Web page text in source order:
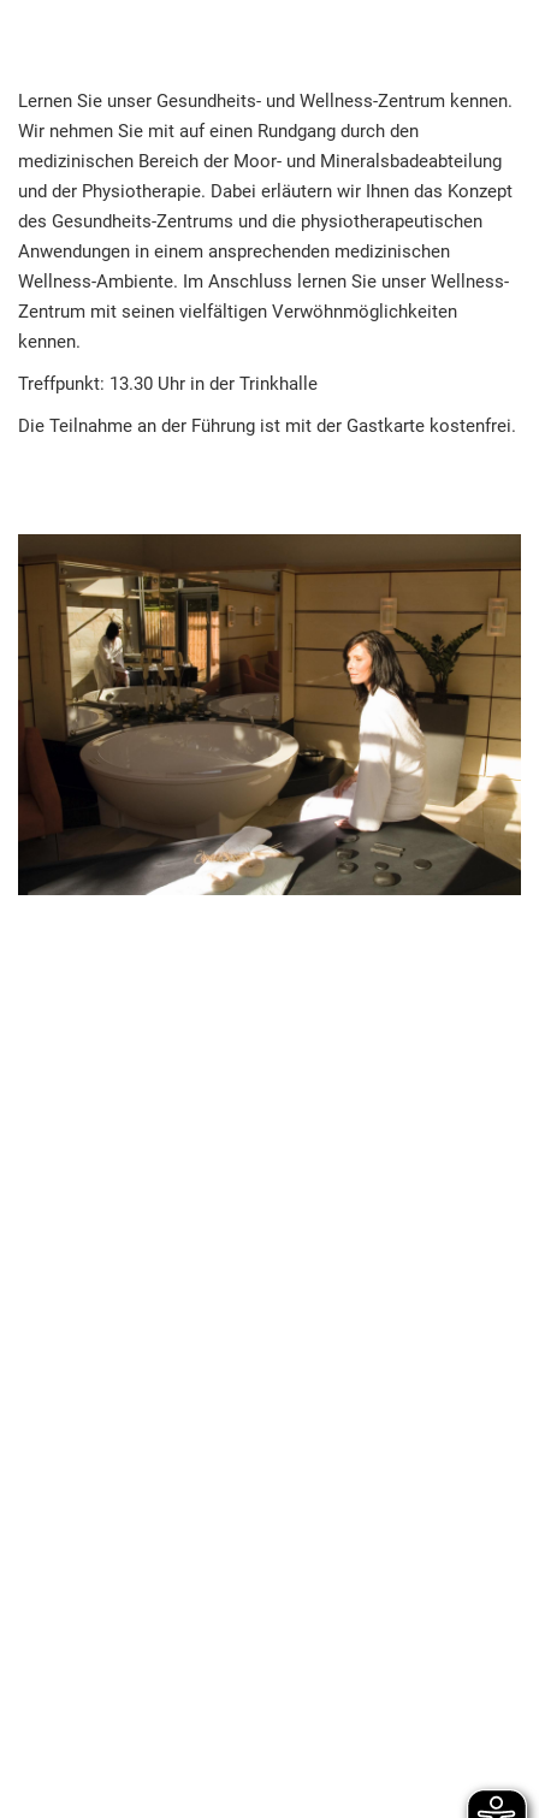
Lernen Sie unser Gesundheits- und Wellness-Zentrum kennen.
Wir nehmen Sie mit auf einen Rundgang durch den
medizinischen Bereich der Moor- und Mineralsbadeabteilung
und der Physiotherapie. Dabei erläutern wir Ihnen das Konzept
des Gesundheits-Zentrums und die physiotherapeutischen
Anwendungen in einem ansprechenden medizinischen
Wellness-Ambiente. Im Anschluss lernen Sie unser Wellness-
Zentrum mit seinen vielfältigen Verwöhnmöglichkeiten
kennen.
Treffpunkt: 13.30 Uhr in der Trinkhalle
Die Teilnahme an der Führung ist mit der Gastkarte kostenfrei.